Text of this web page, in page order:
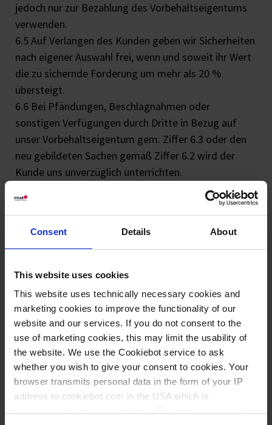
Consent Details About
This website uses cookies
This website uses technically necessary cookies and
marketing cookies to improve the functionality of our
website and our services. If you do not consent to the
use of marketing cookies, this may limit the usability of
the website. We use the Cookiebot service to ask
whether you wish to give your consent to cookies. Your
browser transmits personal data in the form of your IP
address to cookiebot.com in the USA which is
jedoch nur zur Bezahlung des Vorbehaltseigentums
verwenden.
6.5 Auf Verlangen des Kunden geben wir Sicherheiten
nach eigener Auswahl frei, wenn und soweit ihr Wert
die zu sichernde Forderung um mehr als 20 %
übersteigt.
6.6 Bei Pfändungen, Beschlagnahmen oder
sonstigen Verfügungen durch Dritte in Bezug auf
unser Vorbehaltseigentum gem. Ziffer 6.3 oder den
neu gebildeten Sachen gemäß Ziffer 6.2 wird der
Kunde uns unverzüglich unterrichten.
6.7 Bei Zahlungsverzug, Nichteinlösung von Wechseln
oder Schecks, Nichterfolg oder Rückbuchung einer
Zahlungseinstellung oder Insolvenz des Kunden oder
des Endabnehmers erlöschen die Rechte des Kunden
aus Ziffer 6.3; der Kunde hat den jeweiligen
Abnehmer umgehend auf den verlängerten
Eigentumsvorbehalt hinzuweisen; er darf die
abgetretenen Erlösanteile nur zur Bezahlung der
gelieferten Vertragsprodukte verwenden. Wir sind
zudem berechtigt, die abgetretenen Forderungen
selbst einzuziehen.
6.8 Bei schuldhaftem Verstoß des Kunden gegen
seine Vertragspflichten, insbesondere in den Fällen
der Ziffer 6.7 sind wir berechtigt, vom Vertrag